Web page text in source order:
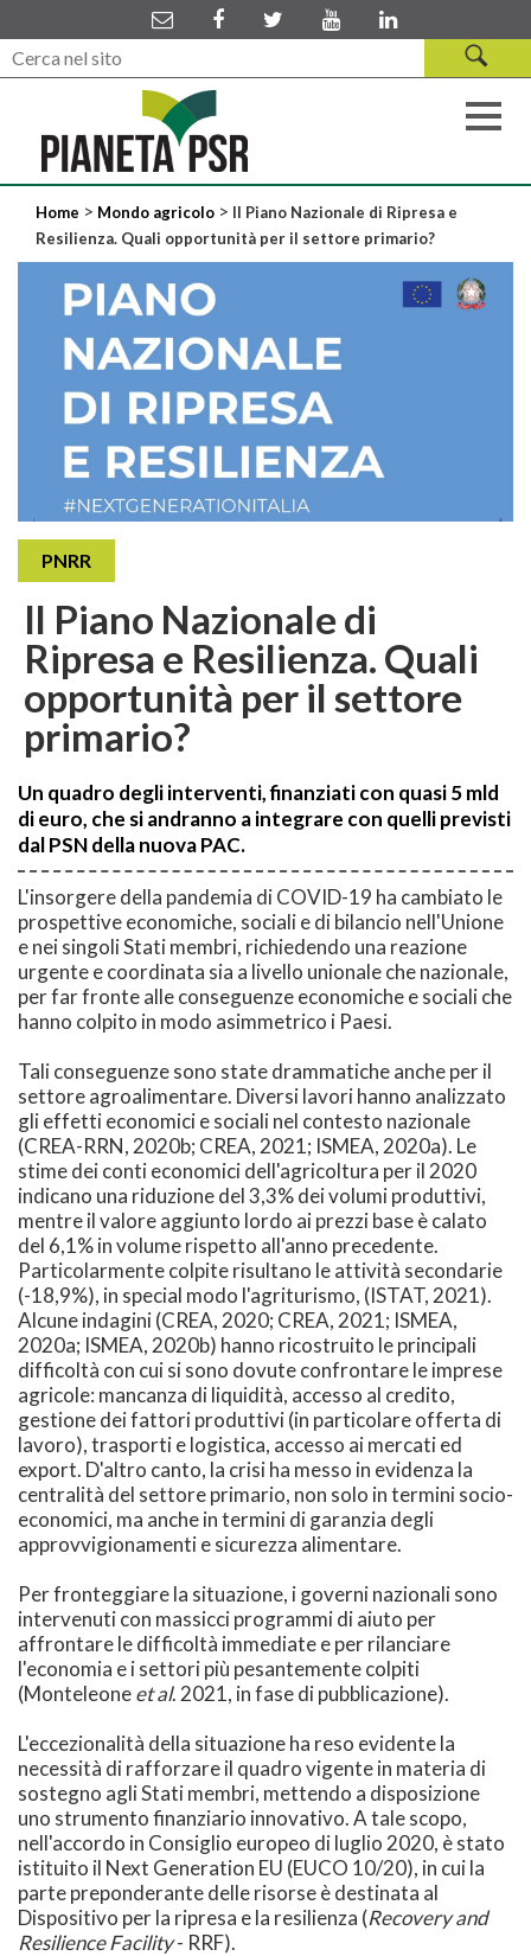
Home > Mondo agricolo > Il Piano Nazionale di Ripresa e
Resilienza. Quali opportunità per il settore primario?
PNRR
Il Piano Nazionale di
Ripresa e Resilienza. Quali
opportunità per il settore
primario?
Un quadro degli interventi, finanziati con quasi 5 mld
di euro, che si andranno a integrare con quelli previsti
dal PSN della nuova PAC.
L'insorgere della pandemia di COVID-19 ha cambiato le
prospettive economiche, sociali e di bilancio nell'Unione
e nei singoli Stati membri, richiedendo una reazione
urgente e coordinata sia a livello unionale che nazionale,
per far fronte alle conseguenze economiche e sociali che
hanno colpito in modo asimmetrico i Paesi.
Tali conseguenze sono state drammatiche anche per il
settore agroalimentare. Diversi lavori hanno analizzato
gli effetti economici e sociali nel contesto nazionale
(CREA-RRN, 2020b; CREA, 2021; ISMEA, 2020a). Le
stime dei conti economici dell'agricoltura per il 2020
indicano una riduzione del 3,3% dei volumi produttivi,
mentre il valore aggiunto lordo ai prezzi base è calato
del 6,1% in volume rispetto all'anno precedente.
Particolarmente colpite risultano le attività secondarie
(-18,9%), in special modo l'agriturismo, (ISTAT, 2021).
Alcune indagini (CREA, 2020; CREA, 2021; ISMEA,
2020a; ISMEA, 2020b) hanno ricostruito le principali
difficoltà con cui si sono dovute confrontare le imprese
agricole: mancanza di liquidità, accesso al credito,
gestione dei fattori produttivi (in particolare offerta di
lavoro), trasporti e logistica, accesso ai mercati ed
export. D'altro canto, la crisi ha messo in evidenza la
centralità del settore primario, non solo in termini socio-
economici, ma anche in termini di garanzia degli
approvvigionamenti e sicurezza alimentare.
Per fronteggiare la situazione, i governi nazionali sono
intervenuti con massicci programmi di aiuto per
affrontare le difficoltà immediate e per rilanciare
l'economia e i settori più pesantemente colpiti
(Monteleoneet al. 2021, in fase di pubblicazione).
L'eccezionalità della situazione ha reso evidente la
necessità di rafforzare il quadro vigente in materia di
sostegno agli Stati membri, mettendo a disposizione
uno strumento finanziario innovativo. A tale scopo,
nell'accordo in Consiglio europeo di luglio 2020, è stato
istituito il Next Generation EU (EUCO 10/20), in cui la
parte preponderante delle risorse è destinata al
Dispositivo per la ripresa e la resilienza (Recovery and
Resilience Facility- RRF).